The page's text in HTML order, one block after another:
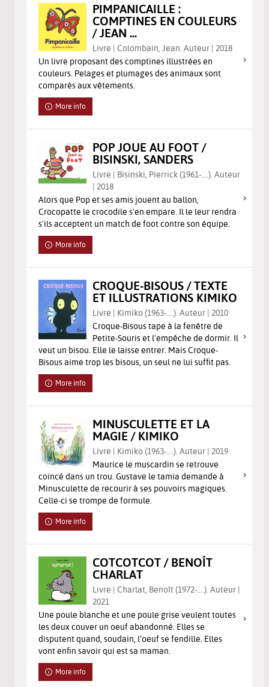
PIMPANICAILLE :
COMPTINES EN COULEURS
/ JEAN ...
Livre | Colombain, Jean. Auteur | 2018
Un livre proposant des comptines illustrées en
couleurs. Pelages et plumages des animaux sont
comparés aux vêtements.
More info
POP JOUE AU FOOT /
BISINSKI, SANDERS
Livre | Bisinski, Pierrick (1961-....). Auteur
| 2018
Alors que Pop et ses amis jouent au ballon,
Crocopatte le crocodile s'en empare. Il le leur rendra
s'ils acceptent un match de foot contre son équipe.
More info
CROQUE-BISOUS / TEXTE
ET ILLUSTRATIONS KIMIKO
Livre | Kimiko (1963-....). Auteur | 2010
Croque-Bisous tape à la fenêtre de
Petite-Souris et l'empêche de dormir. Il
veut un bisou. Elle le laisse entrer. Mais Croque-
Bisous aime trop les bisous, un seul ne lui suffit pas.
More info
MINUSCULETTE ET LA
MAGIE / KIMIKO
Livre | Kimiko (1963-....). Auteur | 2019
Maurice le muscardin se retrouve
coincé dans un trou. Gustave le tamia demande à
Minusculette de recourir à ses pouvoirs magiques.
Celle-ci se trompe de formule.
More info
COTCOTCOT / BENOÎT
CHARLAT
Livre | Charlat, Benoît (1972-....). Auteur |
2021
Une poule blanche et une poule grise veulent toutes
les deux couver un oeuf abandonné. Elles se
disputent quand, soudain, l'oeuf se fendille. Elles
vont enfin savoir qui est sa maman.
More info